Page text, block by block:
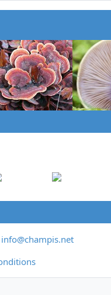
info@champis.net